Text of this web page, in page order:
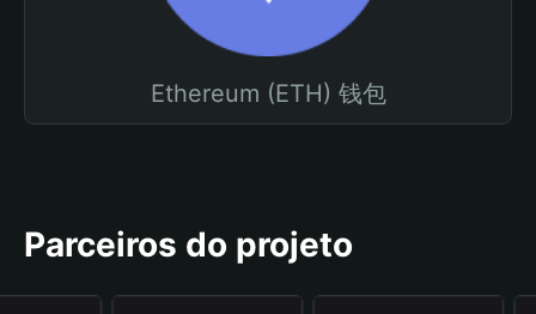
Ethereum (ETH) 钱包
Parceiros do projeto